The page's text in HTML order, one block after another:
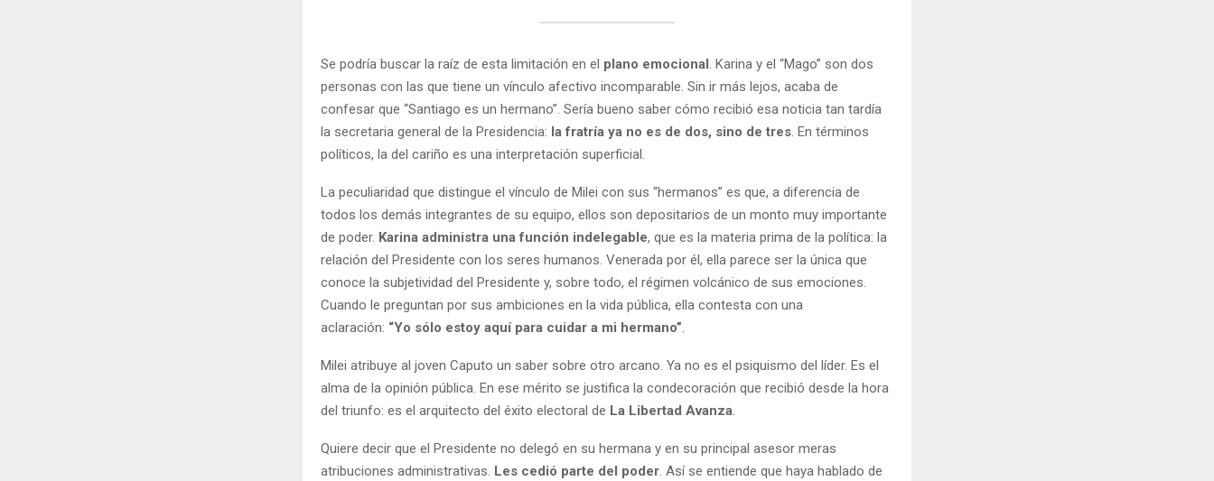
Se podría buscar la raíz de esta limitación en el plano emocional. Karina y el “Mago” son dos
personas con las que tiene un vínculo afectivo incomparable. Sin ir más lejos, acaba de
confesar que “Santiago es un hermano”. Sería bueno saber cómo recibió esa noticia tan tardía
la secretaria general de la Presidencia: la fratría ya no es de dos, sino de tres. En términos
políticos, la del cariño es una interpretación superficial.
La peculiaridad que distingue el vínculo de Milei con sus “hermanos” es que, a diferencia de
todos los demás integrantes de su equipo, ellos son depositarios de un monto muy importante
de poder. Karina administra una función indelegable, que es la materia prima de la política: la
relación del Presidente con los seres humanos. Venerada por él, ella parece ser la única que
conoce la subjetividad del Presidente y, sobre todo, el régimen volcánico de sus emociones.
Cuando le preguntan por sus ambiciones en la vida pública, ella contesta con una
aclaración: “Yo sólo estoy aquí para cuidar a mi hermano”.
Milei atribuye al joven Caputo un saber sobre otro arcano. Ya no es el psiquismo del líder. Es el
alma de la opinión pública. En ese mérito se justifica la condecoración que recibió desde la hora
del triunfo: es el arquitecto del éxito electoral de La Libertad Avanza.
Quiere decir que el Presidente no delegó en su hermana y en su principal asesor meras
atribuciones administrativas. Les cedió parte del poder. Así se entiende que haya hablado de